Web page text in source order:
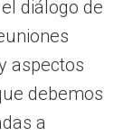
diálogo de
aspectos
debemos
a